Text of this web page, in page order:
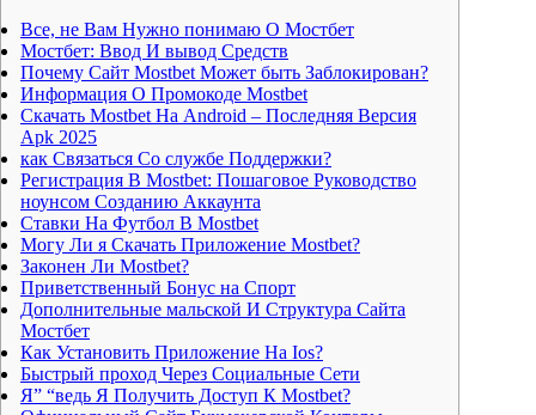
Все, не Вам Нужно понимаю О Мостбет
Мостбет: Ввод И вывод Средств
Почему Сайт Mostbet Может быть Заблокирован?
Информация О Промокоде Mostbet
Скачать Mostbet На Android – Последняя Версия
Apk 2025
как Связаться Со службе Поддержки?
Регистрация В Mostbet: Пошаговое Руководство
ноунсом Созданию Аккаунта
Ставки На Футбол В Mostbet
Могу Ли я Скачать Приложение Mostbet?
Законен Ли Mostbet?
Приветственный Бонус на Спорт
Дополнительные мальской И Структура Сайта
Мостбет
Как Установить Приложение На Ios?
Быстрый проход Через Социальные Сети
Я” “ведь Я Получить Доступ К Mostbet?